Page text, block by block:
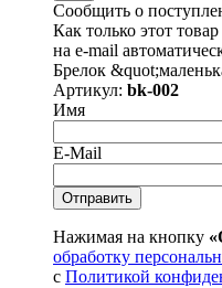
Сообщить о
Как только этот
на e-mail
Брелок
Артикул: bk-002
Имя
E-Mail
Нажимая на кнопку
обработку
с Политикой